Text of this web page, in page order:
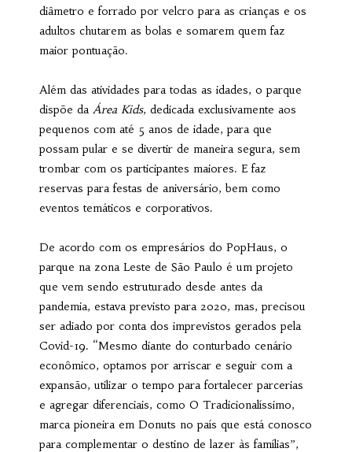
diâmetro e forrado por velcro para as crianças e os
adultos chutarem as bolas e somarem quem faz
maior pontuação.
Além das atividades para todas as idades, o parque
dispõe da Área Kids, dedicada exclusivamente aos
pequenos com até 5 anos de idade, para que
possam pular e se divertir de maneira segura, sem
trombar com os participantes maiores. E faz
reservas para festas de aniversário, bem como
eventos temáticos e corporativos.
De acordo com os empresários do PopHaus, o
parque na zona Leste de São Paulo é um projeto
que vem sendo estruturado desde antes da
pandemia, estava previsto para 2020, mas, precisou
ser adiado por conta dos imprevistos gerados pela
Covid-19. “Mesmo diante do conturbado cenário
econômico, optamos por arriscar e seguir com a
expansão, utilizar o tempo para fortalecer parcerias
e agregar diferenciais, como O Tradicionalíssimo,
marca pioneira em Donuts no país que está conosco
para complementar o destino de lazer às famílias”,